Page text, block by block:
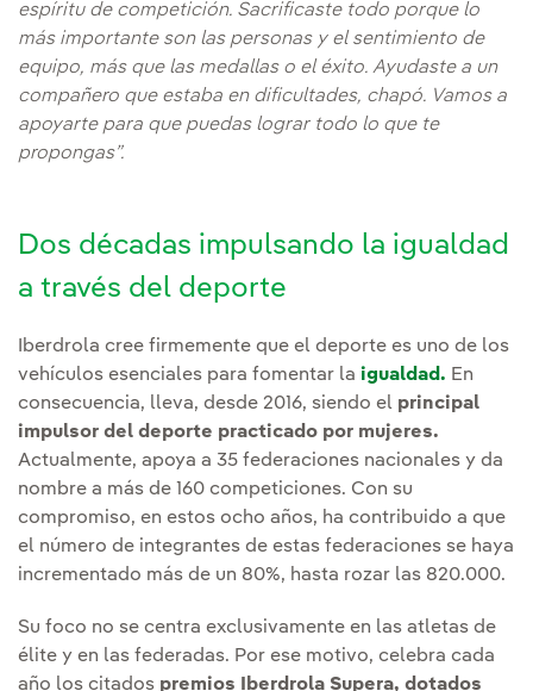
espíritu de competición. Sacrificaste todo porque lo
más importante son las personas y el sentimiento de
equipo, más que las medallas o el éxito. Ayudaste a un
compañero que estaba en dificultades, chapó. Vamos a
apoyarte para que puedas lograr todo lo que te
propongas”.
Dos décadas impulsando la igualdad
a través del deporte
Iberdrola cree firmemente que el deporte es uno de los
vehículos esenciales para fomentar la igualdad. En
consecuencia, lleva, desde 2016, siendo el principal
impulsor del deporte practicado por mujeres.
Actualmente, apoya a 35 federaciones nacionales y da
nombre a más de 160 competiciones. Con su
compromiso, en estos ocho años, ha contribuido a que
el número de integrantes de estas federaciones se haya
incrementado más de un 80%, hasta rozar las 820.000.
Su foco no se centra exclusivamente en las atletas de
élite y en las federadas. Por ese motivo, celebra cada
año los citados premios Iberdrola Supera, dotados